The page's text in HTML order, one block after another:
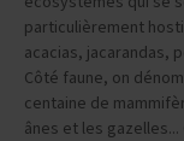
particulièrement
acacias, jacarandas,
Côté faune, on
centaine de
ânes et les